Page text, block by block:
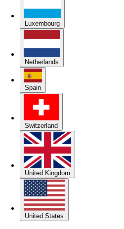
Luxembourg
Netherlands
Spain
Switzerland
United Kingdom
United States